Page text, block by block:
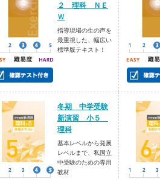
２ 理科 ＮＥ
Ｗ
指導現場の生の声を
最重視した、幅広い
標準版テキスト！
冬期 中学受験
新演習 小５
理科
基本レベルから発展
レベルまで、私国立
中受験のための専用
教材